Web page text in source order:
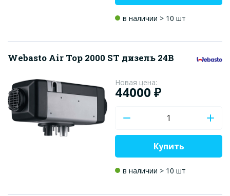
в наличии > 10 шт
Webasto Air Top 2000 ST дизель 24В
Новая цена:
44000 ₽
Купить
в наличии > 10 шт